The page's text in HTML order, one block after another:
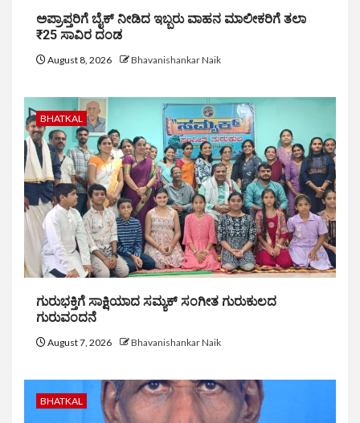
ಅಪ್ರಾಪ್ತರಿಗೆ ಬೈಕ್ ನೀಡಿದ ಇಬ್ಬರು ವಾಹನ ಮಾಲೀಕರಿಗೆ ತಲಾ
₹25 ಸಾವಿರ ದಂಡ
August 8, 2026 Bhavanishankar Naik
BHATKAL
ಗುರುಭಕ್ತಿಗೆ ಸಾಕ್ಷಿಯಾದ ಸಮ್ಯಕ್ ಸಂಗೀತ ಗುರುಕುಲದ
ಗುರುವಂದನೆ
August 7, 2026 Bhavanishankar Naik
BHATKAL